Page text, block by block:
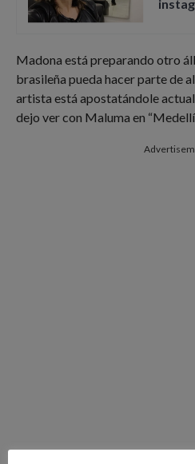
Madona está preparando otro
brasileña pueda hacer parte de
artista está apostatándole
dejo ver con Maluma en